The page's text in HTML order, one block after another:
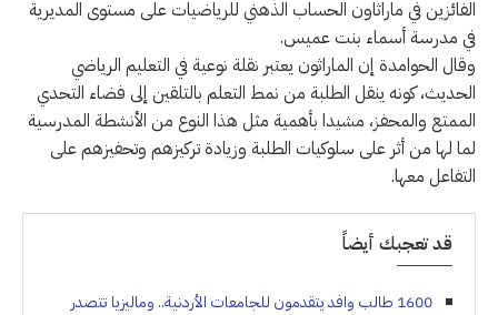
الفائزين في ماراثاون الحساب الذهني للرياضيات على مستوى المديرية
في مدرسة أسماء بنت عميس.
وقال الحوامدة إن الماراثون يعتبر نقلة نوعية في التعليم الرياضي
الحديث، كونه ينقل الطلبة من نمط التعلم بالتلقين إلى فضاء التحدي
الممتع والمحفز، مشيدا بأهمية مثل هذا النوع من الأنشطة المدرسية
لما لها من أثر على سلوكيات الطلبة وزيادة تركيزهم وتحفيزهم على
التفاعل معها.
قد تعجبك أيضاً
1600 طالب وافد يتقدمون للجامعات الأردنية.. وماليزيا تتصدر